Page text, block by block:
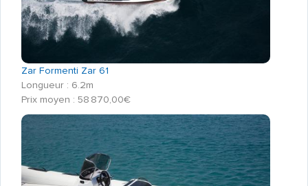
Zar Formenti Zar 61
Longueur : 6.2m
Prix moyen : 58 870,00€